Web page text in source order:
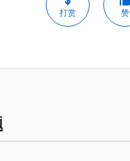
打赏 赞